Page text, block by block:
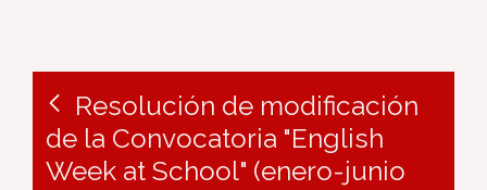
Resolución de modificación
de la Convocatoria "English
Week at School" (enero-junio